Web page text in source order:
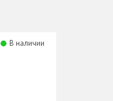
В наличии